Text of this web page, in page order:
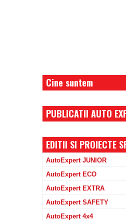
Cine suntem
PUBLICATII AUTO
EDITII SI PROIECTE
AutoExpert JUNIOR
AutoExpert ECO
AutoExpert EXTRA
AutoExpert SAFETY
AutoExpert 4x4